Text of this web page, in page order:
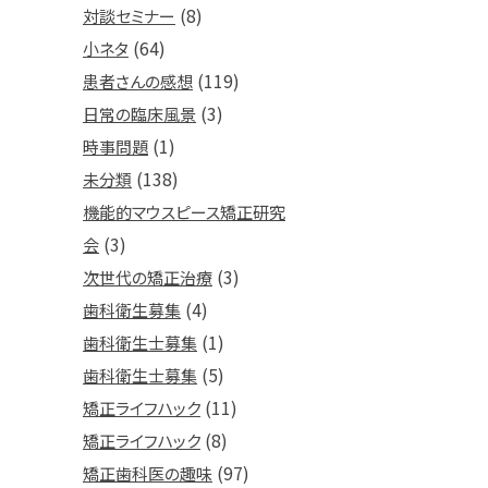
対談セミナー (8)
小ネタ (64)
患者さんの感想 (119)
日常の臨床風景 (3)
時事問題 (1)
未分類 (138)
機能的マウスピース矯正研究
会 (3)
次世代の矯正治療 (3)
歯科衛生募集 (4)
歯科衛生士募集 (1)
歯科衛生士募集 (5)
矯正ライフハック (11)
矯正ライフハック (8)
矯正歯科医の趣味 (97)